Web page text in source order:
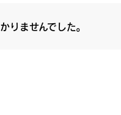
りませんでした。